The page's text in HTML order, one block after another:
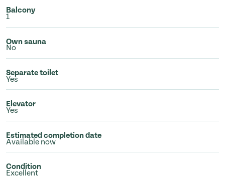
Balcony
1
Own sauna
No
Separate toilet
Yes
Elevator
Yes
Estimated completion date
Available now
Condition
Excellent